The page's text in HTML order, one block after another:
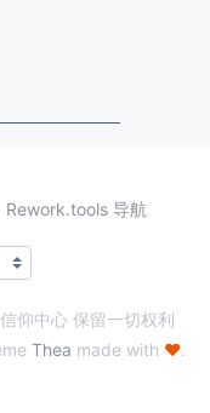
Rework.tools 导航
仰中心 保留一切权利
Thea made with ♥.